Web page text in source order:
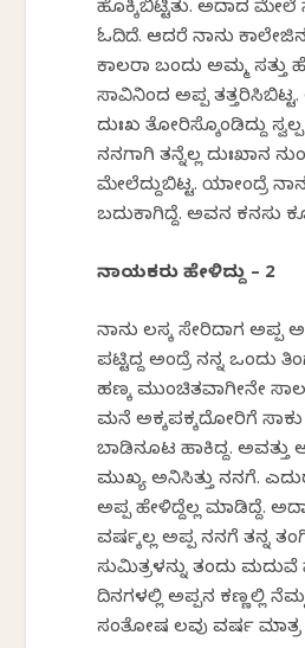
ಹೊಕ್ಕಿಬಿಟ್ಟಿತು. ಅದಾದ ಮೇಲೆ
ಓದಿದೆ. ಆದರೆ ನಾನು
ಕಾಲರಾ ಬಂದು ಅಮ್ಮ
ಸಾವಿನಿಂದ ಅಪ್ಪ
ದುಃಖ ತೋರಿಸ್ಕೊಂಡಿದ್ದು
ನನಗಾಗಿ ತನ್ನೆಲ್ಲ ದುಃಖಾನ
ಮೇಲೆದ್ದುಬಿಟ್ಟ. ಯಾಕೇಂದ್ರೆ
ಬದುಕಾಗಿದ್ದೆ. ಅವನ ಕನಸು
ನಾಯಕರು ಹೇಳಿದ್ದು – 2
ನಾನು ಕೆಲಸಕ್ಕೆ ಸೇರಿದಾಗ ಅಪ್ಪ
ಪಟ್ಟಿದ್ದ ಅಂದ್ರೆ ನನ್ನ ಒಂದು
ಹಣಕ್ಕೆ ಮುಂಚಿತವಾಗೀನೇ
ಮನೆ ಅಕ್ಕಪಕ್ಕದೋರಿಗೆ ಸಾಕು
ಬಾಡಿನೂಟ ಹಾಕಿದ್ದ.
ಮುಖ್ಯ ಅನಿಸಿತ್ತು ನನಗೆ.
ಅಪ್ಪ ಹೇಳಿದ್ದೆಲ್ಲ ಮಾಡಿದ್ದೆ.
ವರ್ಷಕ್ಕೆಲ್ಲ ಅಪ್ಪ ನನಗೆ ತನ್ನ
ಸುಮಿತ್ರಳನ್ನು ತಂದು ಮದುವೆ
ದಿನಗಳಲ್ಲಿ ಅಪ್ಪನ ಕಣ್ಣಲ್ಲಿ
ಸಂತೋಷ ಕೆಲವು ವರ್ಷ ಮಾತ್ರ